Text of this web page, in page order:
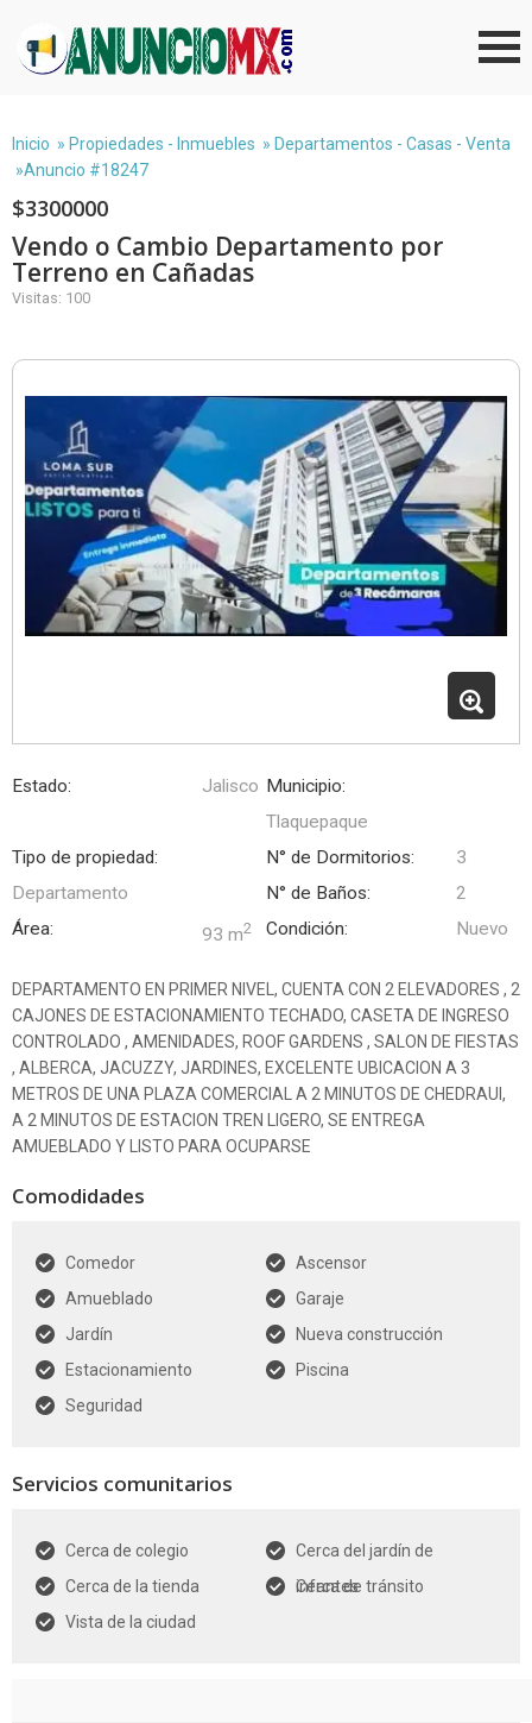
Inicio » Propiedades - Inmuebles » Departamentos - Casas - Venta
»Anuncio #18247
$3300000
Vendo o Cambio Departamento por
Terreno en Cañadas
Visitas: 100
Estado: Jalisco Municipio:
Tlaquepaque
Tipo de propiedad:
Departamento
N° de Dormitorios:
3
N° de Baños:
2
Área:
93 m2 Condición: Nuevo
DEPARTAMENTO EN PRIMER NIVEL, CUENTA CON 2 ELEVADORES , 2
CAJONES DE ESTACIONAMIENTO TECHADO, CASETA DE INGRESO
CONTROLADO , AMENIDADES, ROOF GARDENS , SALON DE FIESTAS
, ALBERCA, JACUZZY, JARDINES, EXCELENTE UBICACION A 3
METROS DE UNA PLAZA COMERCIAL A 2 MINUTOS DE CHEDRAUI,
A 2 MINUTOS DE ESTACION TREN LIGERO, SE ENTREGA
AMUEBLADO Y LISTO PARA OCUPARSE
Comodidades
Comedor
Ascensor
Amueblado
Garaje
Jardín
Nueva construcción
Estacionamiento
Piscina
Seguridad
Servicios comunitarios
Cerca de colegio
Cerca del jardín de
infantes
Cerca de la tienda
Cerca de tránsito
Vista de la ciudad